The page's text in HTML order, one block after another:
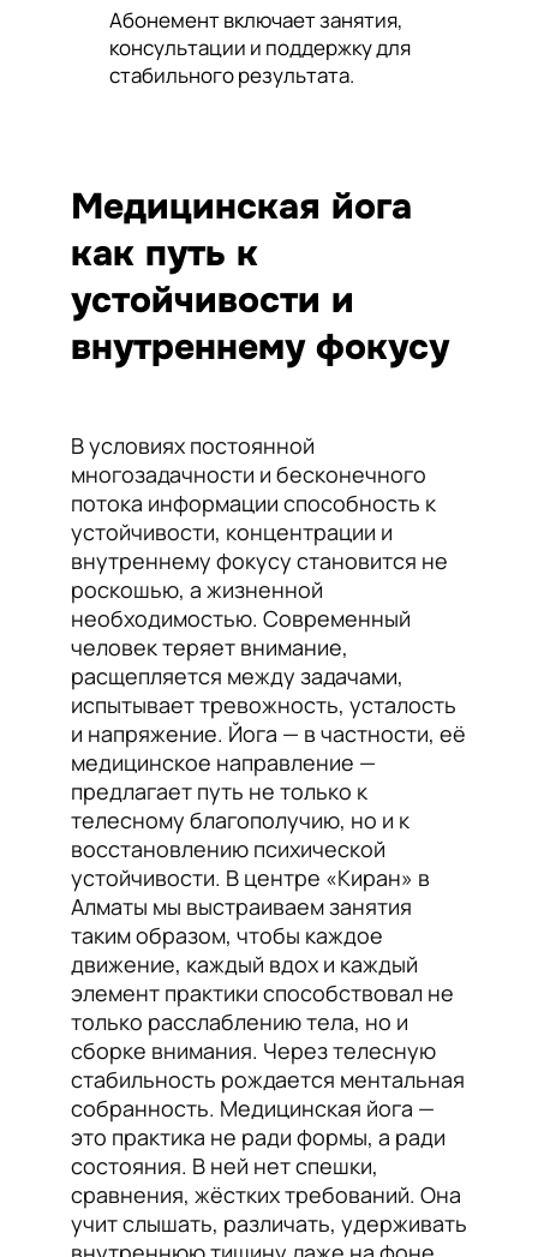
Абонемент включает занятия,
консультации и поддержку для
стабильного результата.
Медицинская йога
как путь к
устойчивости и
внутреннему фокусу
В условиях постоянной
многозадачности и бесконечного
потока информации способность к
устойчивости, концентрации и
внутреннему фокусу становится не
роскошью, а жизненной
необходимостью. Современный
человек теряет внимание,
расщепляется между задачами,
испытывает тревожность, усталость
и напряжение. Йога — в частности, её
медицинское направление —
предлагает путь не только к
телесному благополучию, но и к
восстановлению психической
устойчивости. В центре «Киран» в
Алматы мы выстраиваем занятия
таким образом, чтобы каждое
движение, каждый вдох и каждый
элемент практики способствовал не
только расслаблению тела, но и
сборке внимания. Через телесную
стабильность рождается ментальная
собранность. Медицинская йога —
это практика не ради формы, а ради
состояния. В ней нет спешки,
сравнения, жёстких требований. Она
учит слышать, различать, удерживать